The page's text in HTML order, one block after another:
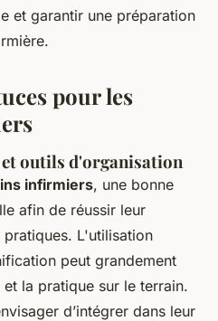
et garantir une préparation
pour les
outils d'organisation
infirmiers, une bonne
afin de réussir leur
L'utilisation
peut grandement
la pratique sur le terrain.
d’intégrer dans leur